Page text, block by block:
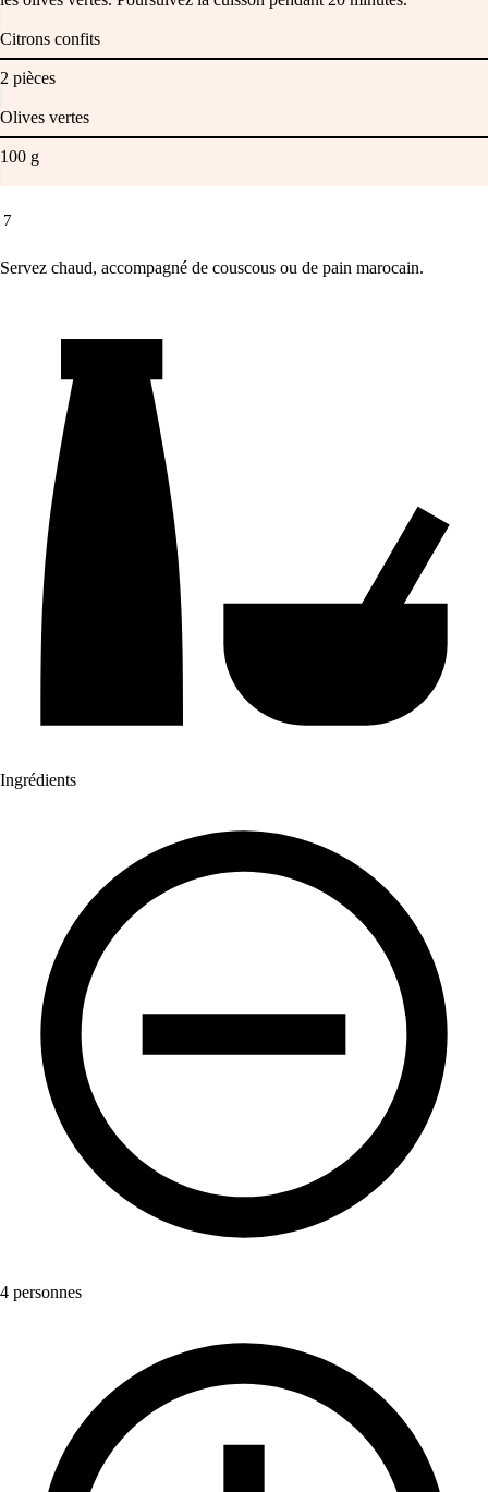
Citrons confits
2 pièces
Olives vertes
100 g
7
Servez chaud, accompagné de couscous ou de pain marocain.
Ingrédients
4 personnes